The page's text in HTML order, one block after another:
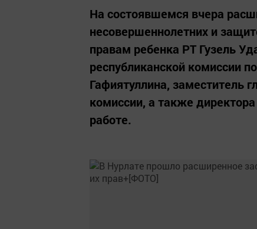
На состоявшемся вчера
несовершеннолетних и
правам ребенка РТ Гузель
республиканской комиссии
Гафиятуллина, заместитель
комиссии, а также
работе.